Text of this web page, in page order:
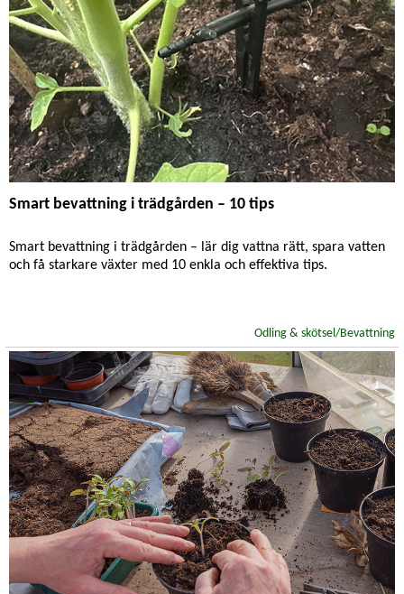
Smart bevattning i trädgården – 10 tips
Smart bevattning i trädgården – lär dig vattna rätt, spara vatten
och få starkare växter med 10 enkla och effektiva tips.
Odling & skötsel/Bevattning